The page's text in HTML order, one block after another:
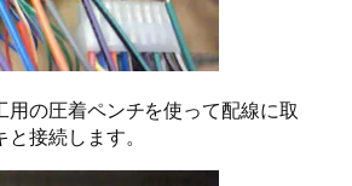
用の圧着ペンチを使って配線に取
接続します。